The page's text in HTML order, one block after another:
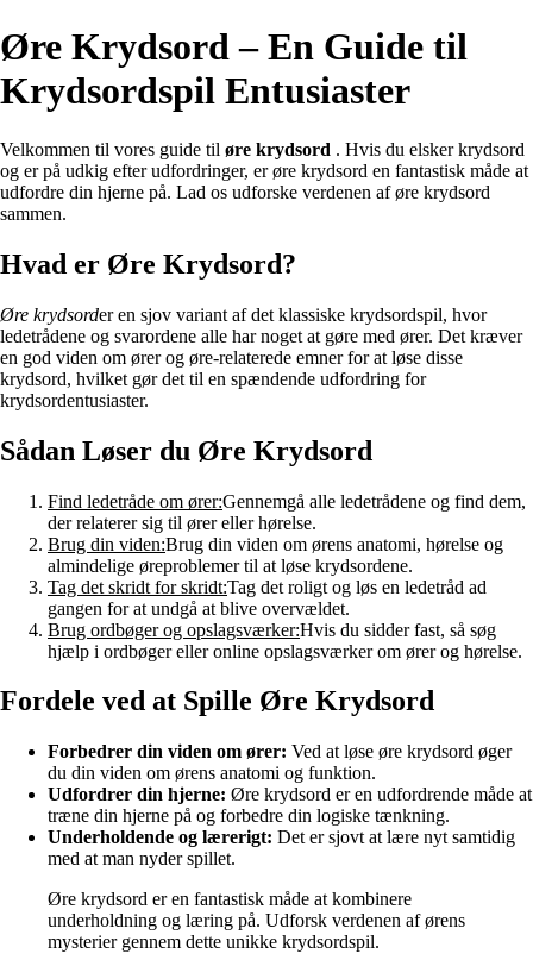
Øre Krydsord – En Guide til
Krydsordspil Entusiaster
Velkommen til vores guide til øre krydsord . Hvis du elsker krydsord
og er på udkig efter udfordringer, er øre krydsord en fantastisk måde at
udfordre din hjerne på. Lad os udforske verdenen af øre krydsord
sammen.
Hvad er Øre Krydsord?
Øre krydsorder en sjov variant af det klassiske krydsordspil, hvor
ledetrådene og svarordene alle har noget at gøre med ører. Det kræver
en god viden om ører og øre-relaterede emner for at løse disse
krydsord, hvilket gør det til en spændende udfordring for
krydsordentusiaster.
Sådan Løser du Øre Krydsord
Find ledetråde om ører:Gennemgå alle ledetrådene og find dem,
der relaterer sig til ører eller hørelse.
Brug din viden:Brug din viden om ørens anatomi, hørelse og
almindelige øreproblemer til at løse krydsordene.
Tag det skridt for skridt:Tag det roligt og løs en ledetråd ad
gangen for at undgå at blive overvældet.
Brug ordbøger og opslagsværker:Hvis du sidder fast, så søg
hjælp i ordbøger eller online opslagsværker om ører og hørelse.
Fordele ved at Spille Øre Krydsord
Forbedrer din viden om ører: Ved at løse øre krydsord øger
du din viden om ørens anatomi og funktion.
Udfordrer din hjerne: Øre krydsord er en udfordrende måde at
træne din hjerne på og forbedre din logiske tænkning.
Underholdende og lærerigt: Det er sjovt at lære nyt samtidig
med at man nyder spillet.
Øre krydsord er en fantastisk måde at kombinere
underholdning og læring på. Udforsk verdenen af ørens
mysterier gennem dette unikke krydsordspil.